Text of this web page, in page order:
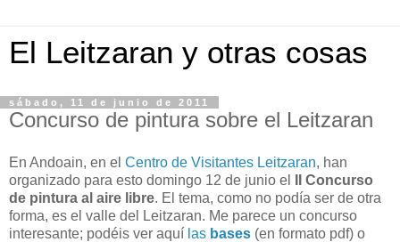
El Leitzaran y otras cosas
sábado, 11 de junio de 2011
Concurso de pintura sobre el Leitzaran
En Andoain, en el Centro de Visitantes Leitzaran, han
organizado para esto domingo 12 de junio el
II Concurso
de pintura al aire libre. El tema, como no podía ser de otra
forma, es el valle del Leitzaran. Me parece un concurso
interesante; podéis ver aquí las bases (en formato pdf) o